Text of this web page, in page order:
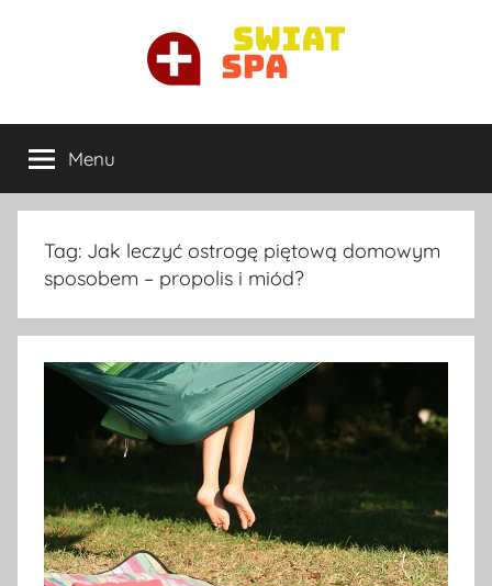
Ortopeda
Warszawa
prywatnie
w
Warszawie
Menu
Tag: Jak leczyć ostrogę piętową domowym
sposobem – propolis i miód?